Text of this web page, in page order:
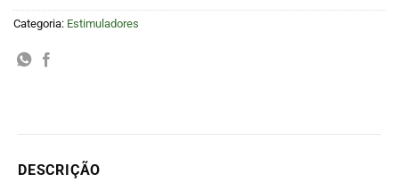
Categoria: Estimuladores
DESCRIÇÃO